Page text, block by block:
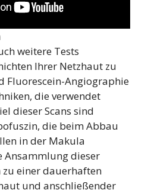
weitere Tests
Ihrer Netzhaut zu
Fluorescein-Angiographie
die verwendet
dieser Scans sind
die beim Abbau
in der Makula
Ansammlung dieser
einer dauerhaften
und anschließender